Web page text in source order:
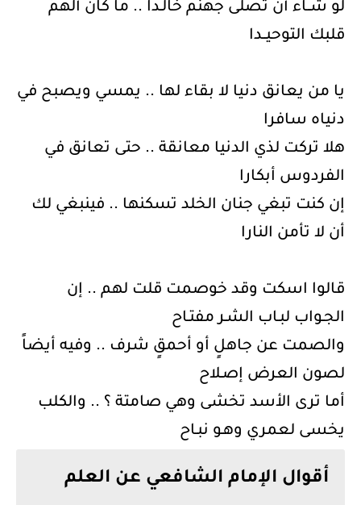
لو شــاء أن تصلى جهنم خالـدا .. ما كان أَلْهمَ
قلبك التوحيــدا
يا من يعانق دنيا لا بقاء لها .. يمسي ويصبح في
دنياه سافرا
هلا تركت لذي الدنيا معانقة .. حتى تعانق في
الفردوس أبكارا
إن كنت تبغي جنان الخلد تسكنها .. فينبغي لك
أن لا تأمن النارا
قالوا اسكت وقد خوصمت قلت لهم .. إن
الجـواب لبـاب الشـر مفتـاح
والصمت عن جاهلٍ أو أحمقٍ شرف .. وفيه أيضاً
لصون العرض إصـلاح
أما ترى الأسد تخشى وهي صامتة ؟ .. والكلب
يخسى لعمري وهـو نبـاح
أقوال الإمام الشافعي عن العلم